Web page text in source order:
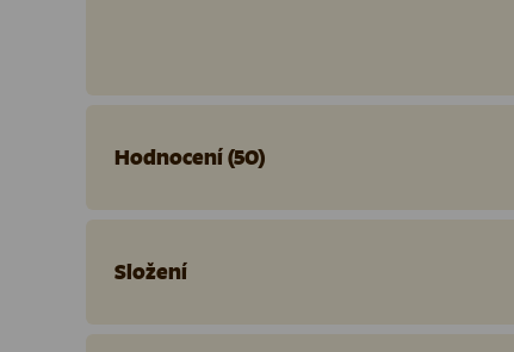
Hodnocení (50)
Složení